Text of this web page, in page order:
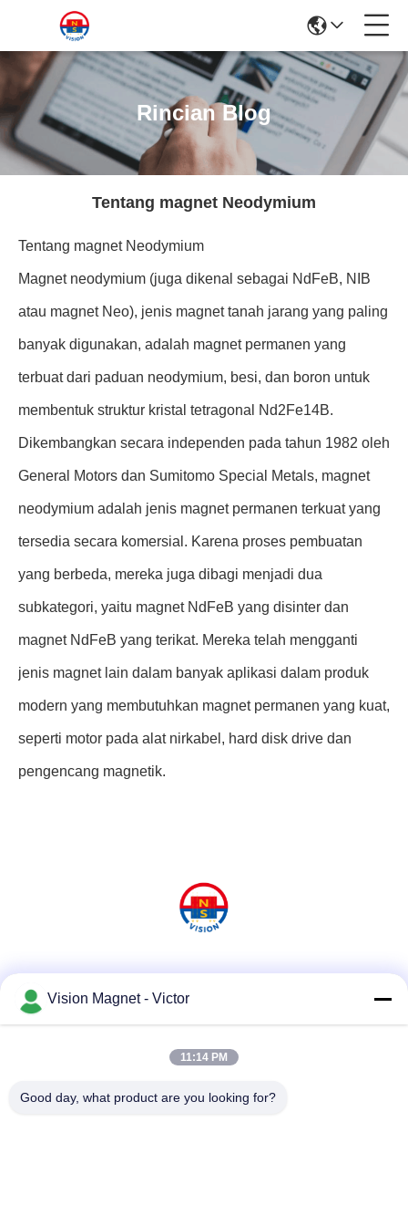
Rincian Blog
Tentang magnet Neodymium
Tentang magnet Neodymium
Magnet neodymium (juga dikenal sebagai NdFeB, NIB
atau magnet Neo), jenis magnet tanah jarang yang paling
banyak digunakan, adalah magnet permanen yang
terbuat dari paduan neodymium, besi, dan boron untuk
membentuk struktur kristal tetragonal Nd2Fe14B.
Dikembangkan secara independen pada tahun 1982 oleh
General Motors dan Sumitomo Special Metals, magnet
neodymium adalah jenis magnet permanen terkuat yang
tersedia secara komersial. Karena proses pembuatan
yang berbeda, mereka juga dibagi menjadi dua
subkategori, yaitu magnet NdFeB yang disinter dan
magnet NdFeB yang terikat. Mereka telah mengganti
jenis magnet lain dalam banyak aplikasi dalam produk
modern yang membutuhkan magnet permanen yang kuat,
seperti motor pada alat nirkabel, hard disk drive dan
pengencang magnetik.
Kontak Cepat
Telp
Vision Magnet - Victor
11:14 PM
Good day, what product are you looking for?